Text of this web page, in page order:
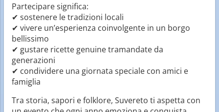
Partecipare significa:
✔ sostenere le tradizioni locali
✔ vivere un’esperienza coinvolgente in un borgo
bellissimo
✔ gustare ricette genuine tramandate da
generazioni
✔ condividere una giornata speciale con amici e
famiglia
Tra storia, sapori e folklore, Suvereto ti aspetta con